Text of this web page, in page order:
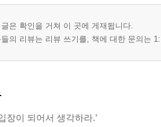
은 확인을 거쳐 이 곳에 게재됩니다.
의 리뷰는 리뷰 쓰기를, 책에 대한 문의는
장이 되어서 생각하라.’